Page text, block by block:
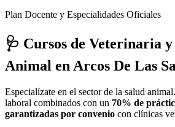
Plan Docente y Especialidades Oficiales
🩺 Cursos de Veterinaria
Animal en Arcos De Las
Especialízate en el sector de la salud
laboral combinados con un 70% de
garantizadas por convenio con clínicas